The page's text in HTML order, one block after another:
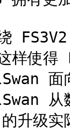
绕
样使
面
从
升级